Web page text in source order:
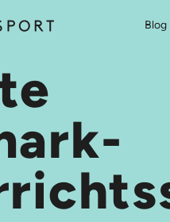
Blog